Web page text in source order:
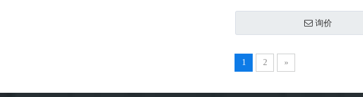
询价
1 2 »